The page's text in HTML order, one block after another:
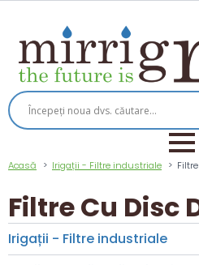
Acasă Irigații - Filtre industriale
Filtre Cu Disc
Irigații - Filtre industriale